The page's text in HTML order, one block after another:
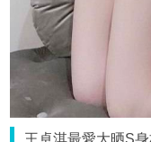
王卓淇最愛大晒S